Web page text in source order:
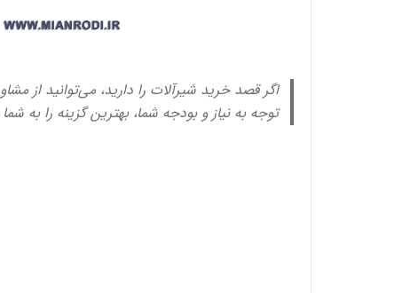
اگر قصد خرید شیرآلات را دارید، می‌توانید از
توجه به نیاز و بودجه شما، بهترین گزینه را به